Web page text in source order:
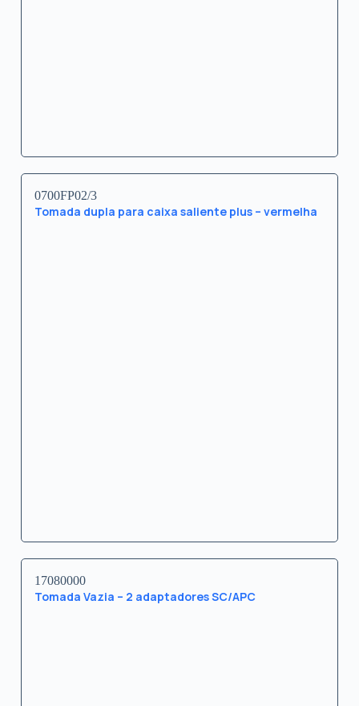
0700FP02/3
Tomada dupla para caixa saliente plus – vermelha
17080000
Tomada Vazia – 2 adaptadores SC/APC